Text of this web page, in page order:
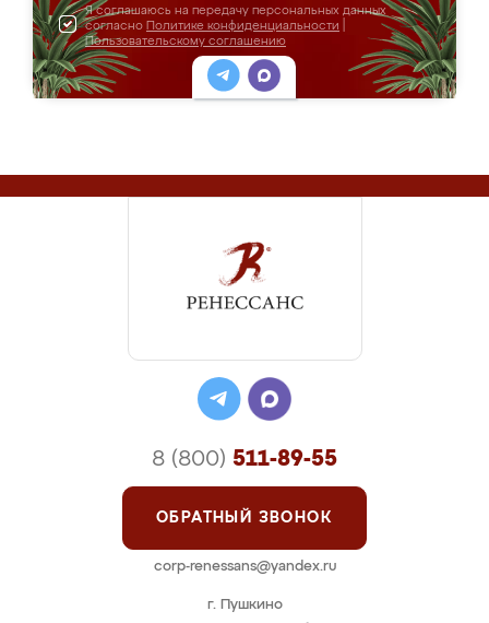
Я соглашаюсь на передачу персональных данных
согласно Политике конфиденциальности
Пользовательскому соглашению
г. Пушкино
8 (800) 511-89-55
ОБРАТНЫЙ ЗВОНОК
corp-renessans@yandex.ru